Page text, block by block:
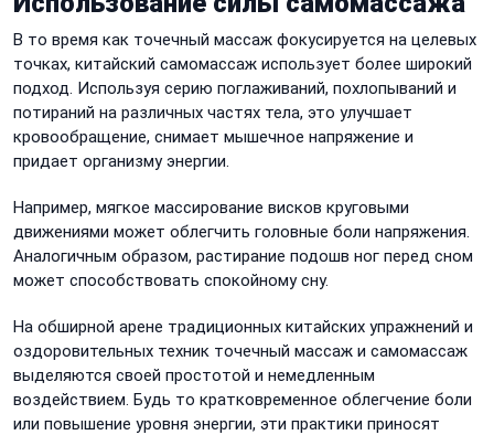
В то время как точечный массаж фокусируется на целевых
точках, китайский самомассаж использует более широкий
подход. Используя серию поглаживаний, похлопываний и
потираний на различных частях тела, это улучшает
кровообращение, снимает мышечное напряжение и
придает организму энергии.
Например, мягкое массирование висков круговыми
движениями может облегчить головные боли напряжения.
Аналогичным образом, растирание подошв ног перед сном
может способствовать спокойному сну.
На обширной арене традиционных китайских упражнений и
оздоровительных техник точечный массаж и самомассаж
выделяются своей простотой и немедленным
воздействием. Будь то кратковременное облегчение боли
или повышение уровня энергии, эти практики приносят